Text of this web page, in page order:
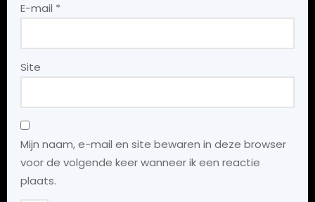
E-mail *
Site
Mijn naam, e-mail en site bewaren in deze browser
voor de volgende keer wanneer ik een reactie
plaats.